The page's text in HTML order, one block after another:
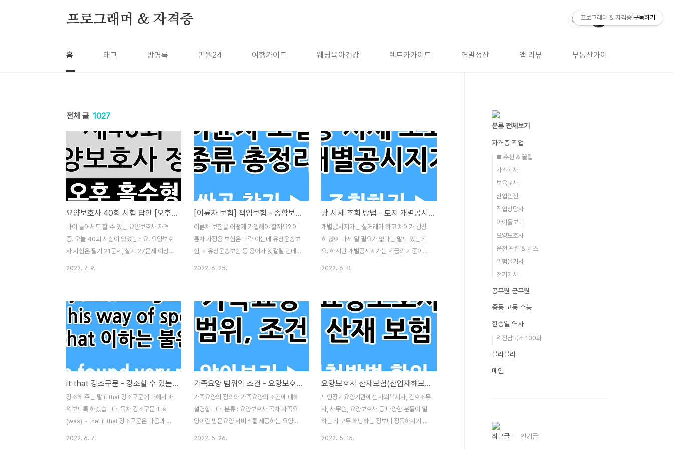
프로그래머 & 자격증
홈 태그 방명록 민원24 여행가이드 웨딩육아건강 렌트카가이드 연말정산 앱 리뷰 부동산가이드
전체 글 1027
요양보호사 40회 시험 답안 [오후 홀수형] 필기 실기 정답 확인하세요
나이 들어서도 할 수 있는 요양보호사 자격
증. 오늘 40회 시험이 있었는데요. 요양보호
사 시험은 필기 21문제, 실기 27문제 이상
5 21 4 31 5 2 1 12 1 22 5 32 4 3 2 13
2 23 1 33 2 4 2 14 2 24 5 34 2 5 4
15 1 25 5 35 3 6 5 16 4 26 3 7 3 17 2
27 2 8 5 18 5 28 5 9 3 19 2 29 2 10 4
맞아야 합격 36 4 47 2 58 1 69 4 37 3
48 2 59 2 7..
2022. 7. 9.
[이륜차 보험] 책임보험 - 종합보험, 유상 - 비유상 차이점
이륜차 보험을 어떻게 가입해야 할까요? 이
륜차 가정용 보험은 대략 아는데 유상운송보
험, 비유상운송보험 등 용어가 헷갈릴 텐데
보험에 가입해야 한다는데 그게 대체 뭔지 모
르는 분들도 계실 겁니다. 이 글 끝까지 읽어
보시면, 이륜차 보험에 대한 궁금증은 많이
해소될 겁니다. 가입해야 하는 이유 이륜차
보험에 가입하고 운행해야 합니다. 가입하지
않으면 공공도로에서 운행이 불가능하고 과
태료가 부가됩니다. 의무적으로 가입을 해야
하기 때문에 의무보험이라고도 불립니다. 더
불어서 이륜차를 구매하게 되면 ..
2022. 6. 25.
땅 시세 조회 방법 - 토지 개별공시지가만 알아도 싸게 삽니다
개별공시지가는 실거래가 하고 차이가 굉장
히 많이 나서 알 필요가 없다는 말도 있는데
요. 하지만 개별공시지가는 세금의 기준이라
어요. 그래서 표준지 공시지가를 알아야 합니
다. 2019년 기준으로 우리나라는 3535만
필지라고 합니다. 그중에서 표준지로 50만
필지를 정해 놨어요. 계산해 보면 70필지 중
들을 묶어서 대표 예라고 정한 거죠. 이걸 표
준제라고 합니다. 매년 1월 1일에 국토부 장
관이 표준지의 공시지가를 공시해요. 이 가격
으로 개별공시지가가 나오는 겁니다. 개별공
시지가는 표준지하고 비교..
2022. 6. 8.
it that 강조구문 - 강조할 수 있는 것과 변형 2가지 문제 예시
강조해 주는 말 it that 강조구문에 대해서 배
워보도록 하겠습니다. 목차 강조구문 it is
(was) ~ that it that 강조구문은 다음과 같
2022. 6. 7.
가족요양 범위와 조건 - 요양보호사 자격증은 필수
가족요양의 정의와 가족요양의 조건에 대해
설명합니다. 분류 : 요양보호사 목차 가족요
양이란 방문요양 서비스를 제공하는 요양보
2022. 5. 26.
요양보호사 산재보험(산업재해보상보험) 신청 및 급여 혜택 종류
노인장기요양기관에선 사회복지사, 간호조무
사, 사무원, 요양보호사 등 다양한 분들이 일
하는데 모두 해당하는 정보니 정독하시기 바
2022. 5. 15.
분류 전체보기
자격증 직업
■ 추천 & 꿀팁
가스기사
보육교사
산업안전
직업상담사
아이돌보미
요양보호사
운전 관련 & 버스
위험물기사
전기기사
공무원 군무원
중등 고등 수능
한중일 역사
위진남북조 100화
블라블라
메인
최근글 인기글
프로그래머 & 자격증 구독하기